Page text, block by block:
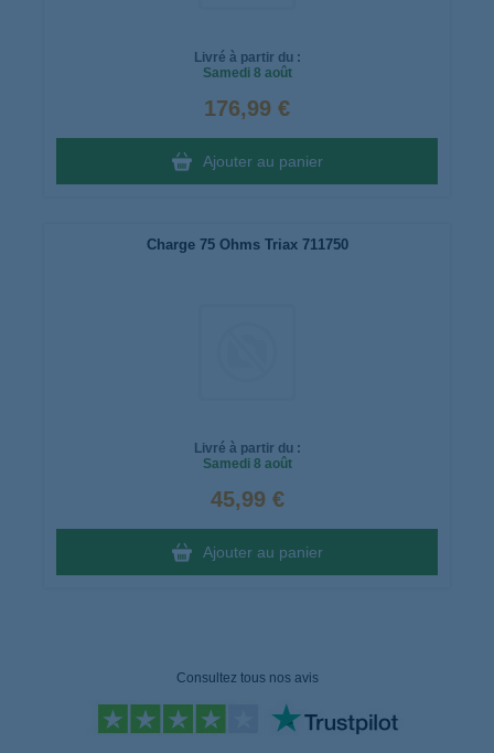
Livré à partir du :
Samedi8 août
176,99 €
Ajouter au panier
Charge 75 Ohms Triax 711750
Livré à partir du :
Samedi8 août
45,99 €
Ajouter au panier
Consultez tous nos avis